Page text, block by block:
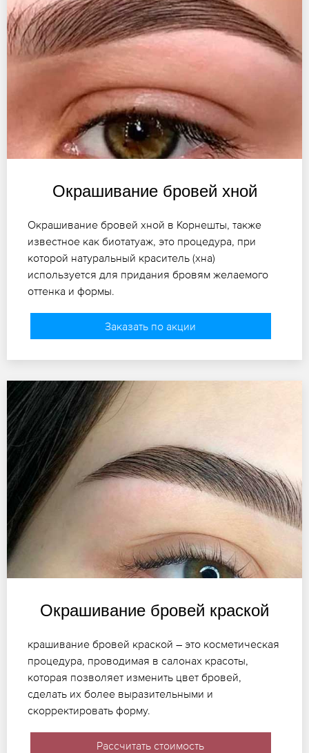
Окрашивание бровей хной
Окрашивание бровей хной в Корнешты, также
известное как биотатуаж, это процедура, при
которой натуральный краситель (хна)
используется для придания бровям желаемого
оттенка и формы.
Заказать по акции
Окрашивание бровей краской
крашивание бровей краской – это косметическая
процедура, проводимая в салонах красоты,
которая позволяет изменить цвет бровей,
сделать их более выразительными и
скорректировать форму.
Рассчитать стоимость